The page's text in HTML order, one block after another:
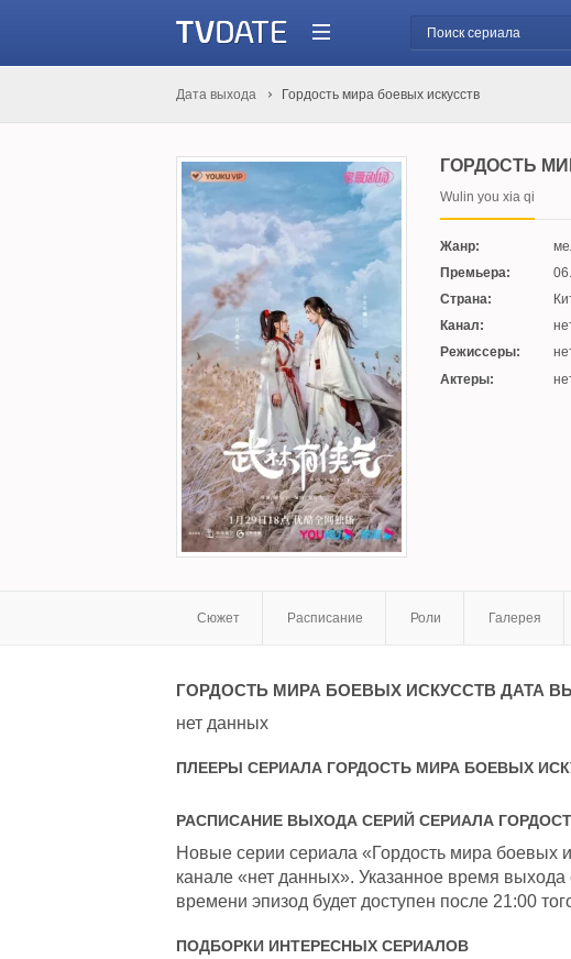
Дата выхода Гордость мира боевых искусств
ГОРДОСТЬ
Wulin you xia qi
Жанр:
Премьера:
Страна:
Канал:
Режиссеры:
Актеры:
Сюжет Расписание Роли Галерея
ГОРДОСТЬ МИРА БОЕВЫХ ИСКУССТВ ДАТА
нет данных
ПЛЕЕРЫ СЕРИАЛА ГОРДОСТЬ МИРА БОЕВЫХ
РАСПИСАНИЕ ВЫХОДА СЕРИЙ СЕРИАЛА
Новые серии сериала «Гордость мира боевых
канале «нет данных». Указанное время
времени эпизод будет доступен после 21:00
ПОДБОРКИ ИНТЕРЕСНЫХ СЕРИАЛОВ